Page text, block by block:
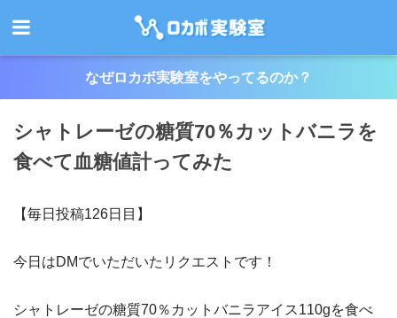
なぜロカボ実験室をやってるのか？
シャトレーゼの糖質70％カットバニラを
食べて血糖値計ってみた
【毎日投稿126日目】
今日はDMでいただいたリクエストです！
シャトレーゼの糖質70％カットバニラアイス110gを食べ